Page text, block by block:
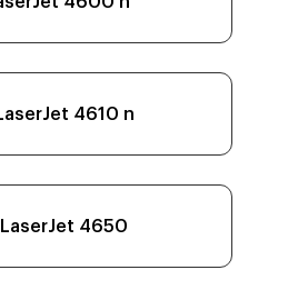
4610 n
LaserJet 4650